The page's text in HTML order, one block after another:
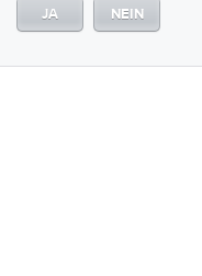
JA NEIN